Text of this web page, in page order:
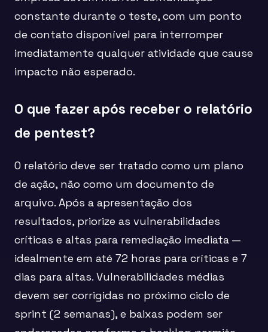
constante durante o teste, com um ponto
de contato disponível para interromper
imediatamente qualquer atividade que cause
impacto não esperado.
O que fazer após receber o relatório
de pentest?
O relatório deve ser tratado como um plano
de ação, não como um documento de
arquivo. Após a apresentação dos
resultados, priorize as vulnerabilidades
críticas e altas para remediação imediata —
idealmente em até 72 horas para críticas e 7
dias para altas. Vulnerabilidades médias
devem ser corrigidas no próximo ciclo de
sprint (2 semanas), e baixas podem ser